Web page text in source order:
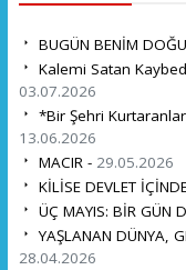
BUGÜN BENİM
Kalemi Satan
03.07.2026
*Bir Şehri
13.06.2026
MACIR - 29.05.2026
KİLİSE DEVLET
ÜÇ MAYIS: BİR GÜN
YAŞLANAN DÜNYA,
28.04.2026